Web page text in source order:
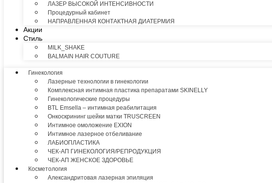
ЛАЗЕР ВЫСОКОЙ ИНТЕНСИВНОСТИ
Процедурный кабинет
НАПРАВЛЕННАЯ КОНТАКТНАЯ ДИАТЕРМИЯ
Акции
Стиль
MILK_SHAKE
BALMAIN HAIR COUTURE
Гинекология
Лазерные технологии в гинекологии
Комплексная интимная пластика препаратами SKINELLY
Гинекологические процедуры
BTL Emsella – интимная реабилитация
Онкоскрининг шейки матки TRUSCREEN
Интимное омоложение EXION
Интимное лазерное отбеливание
ЛАБИОПЛАСТИКА
ЧЕК-АП ГИНЕКОЛОГИЯ/РЕПРОДУКЦИЯ
ЧЕК-АП ЖЕНСКОЕ ЗДОРОВЬЕ
Косметология
Александритовая лазерная эпиляция